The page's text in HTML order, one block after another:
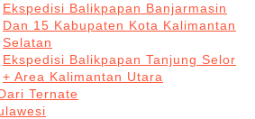
Ekspedisi Balikpapan Banjarmasin
Dan 15 Kabupaten Kota Kalimantan
Selatan
Ekspedisi Balikpapan Tanjung Selor
+ Area Kalimantan Utara
Ternate